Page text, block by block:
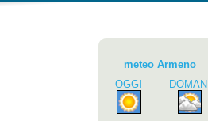
meteo Armeno
OGGI
DOMANI